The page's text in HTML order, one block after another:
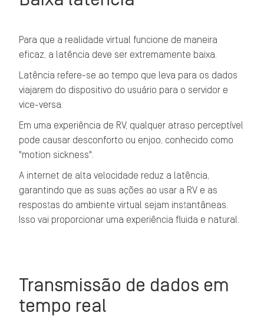
Para que a realidade virtual funcione de maneira
eficaz, a latência deve ser extremamente baixa.
Latência refere-se ao tempo que leva para os dados
viajarem do dispositivo do usuário para o servidor e
vice-versa.
Em uma experiência de RV, qualquer atraso perceptível
pode causar desconforto ou enjoo, conhecido como
"motion sickness".
A internet de alta velocidade reduz a latência,
garantindo que as suas ações ao usar a RV e as
respostas do ambiente virtual sejam instantâneas.
Isso vai proporcionar uma experiência fluida e natural.
Transmissão de dados em
tempo real